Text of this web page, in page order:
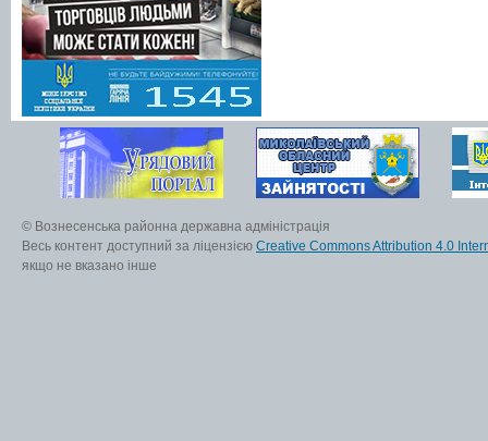
© Вознесенська районна державна адміністрація
Весь контент доступний за ліцензією Creative Commons Attribution 4.0
якщо не вказано інше